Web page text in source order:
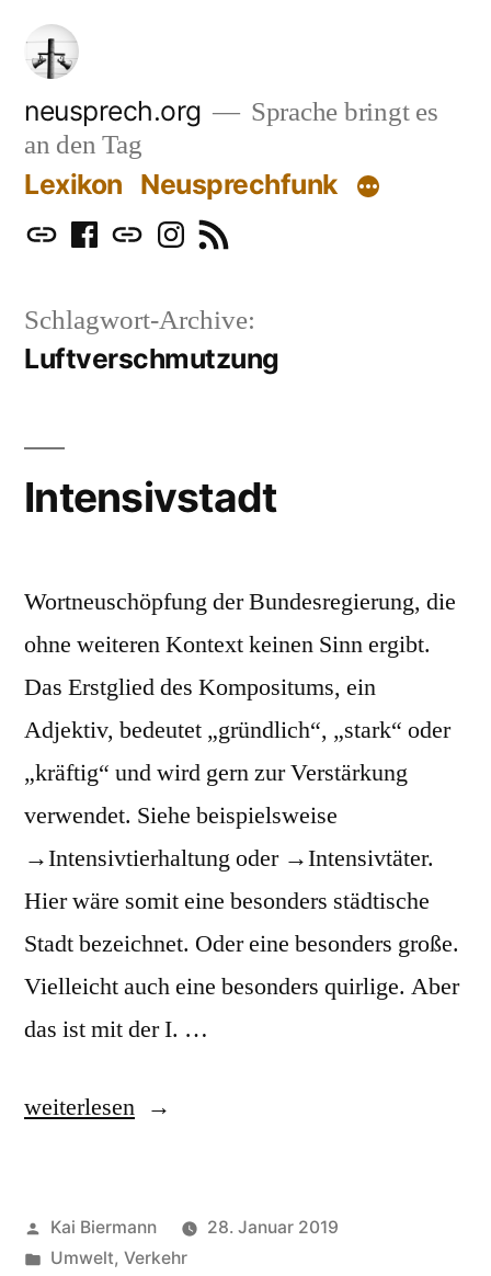
Zum
Inhalt
springen
neusprech.org
Sprache bringt es
an den Tag
Lexikon Neusprechfunk
MastodonFacebook
BlueskyInstagram
RSS
Schlagwort-Archive:
Luftverschmutzung
Intensivstadt
Wortneuschöpfung der Bundesregierung, die
ohne weiteren Kontext keinen Sinn ergibt.
Das Erstglied des Kompositums, ein
Adjektiv, bedeutet „gründlich“, „stark“ oder
„kräftig“ und wird gern zur Verstärkung
verwendet. Siehe beispielsweise
→Intensivtierhaltung oder →Intensivtäter.
Hier wäre somit eine besonders städtische
Stadt bezeichnet. Oder eine besonders große.
Vielleicht auch eine besonders quirlige. Aber
das ist mit der I. …
„Intensivstadt“
weiterlesen
Veröffentlicht
von
Kai Biermann
28. Januar 2019
Veröffentlicht
Umwelt, Verkehr